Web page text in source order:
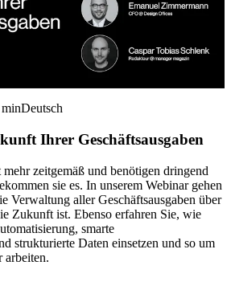
Deutsch
Ihrer Geschäftsausgaben
zeitgemäß und benötigen dringend
sie es. In unserem Webinar gehen
Verwaltung aller Geschäftsausgaben über
Zukunft ist. Ebenso erfahren Sie, wie
smarte
strukturierte Daten einsetzen und so um
arbeiten.